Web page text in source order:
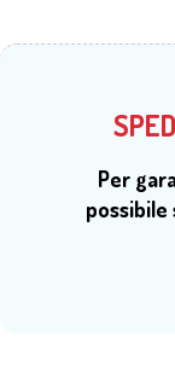
Per
possibile